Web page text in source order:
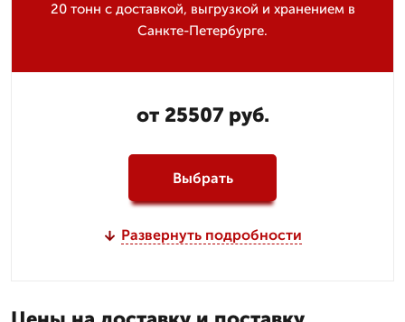
20 тонн с доставкой, выгрузкой и хранением в
Санкте-Петербурге.
от 25507 руб.
Выбрать
Развернуть подробности